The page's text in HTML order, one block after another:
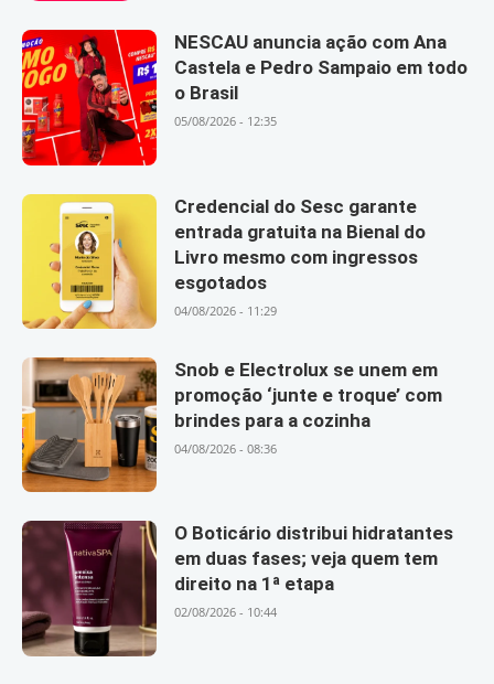
NESCAU anuncia ação com Ana
Castela e Pedro Sampaio em todo
o Brasil
05/08/2026 - 12:35
Credencial do Sesc garante
entrada gratuita na Bienal do
Livro mesmo com ingressos
esgotados
04/08/2026 - 11:29
Snob e Electrolux se unem em
promoção ‘junte e troque’ com
brindes para a cozinha
04/08/2026 - 08:36
O Boticário distribui hidratantes
em duas fases; veja quem tem
direito na 1ª etapa
02/08/2026 - 10:44